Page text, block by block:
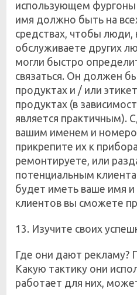
использующем фургоны
имя должно быть на
средствах, чтобы люди,
обслуживаете других
могли быстро
связаться. Он должен
продуктах и / или
продуктах (в
является практичным).
вашим именем и
прикрепите их к
ремонтируете, или
потенциальным
будет иметь ваше имя
клиентов вы сможете
13. Изучите своих
Где они дают рекламу?
Какую тактику они
работает для них,